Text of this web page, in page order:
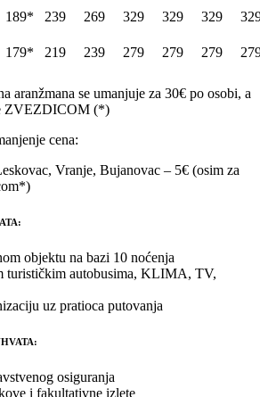
189* 239 269 329 329 329
179* 219 239 279 279 279
aranžmana se umanjuje za 30€ po osobi, a
ZVEZDICOM (*)
cena:
Vranje, Bujanovac – 5€ (osim za
objektu na bazi 10 noćenja
turističkim autobusima, KLIMA, TV,
uz pratioca putovanja
osiguranja
i fakultativne izlete